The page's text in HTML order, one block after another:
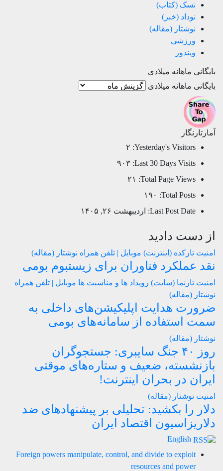
نسک (کتاب)
نوداد (خبر)
نوشتار (مقاله)
ورزشی
ویندوز
بایگانی ماهانه میلادی
بایگانی ماهانه میلادی
آمارتارنگار
Yesterday's Visitors: ۲
Last 30 Days Visits: ۹۰۳
Total Page Views:
۲۱
Total Posts:
۱۹۰
Last Post Date:
اردیبهشت ۲۶, ۱۴۰۵
از دست دادید
امنیت تارکده (اینترنت) موبایل | تلفن همراه نوشتار (مقاله)
نقد عملکرد فناوران برای زیستبوم بومی
امنیت تارنما (سایت) رویداد ها و مناسبت ها موبایل | تلفن همراه
نوشتار (مقاله)
ضرورت هدایت اپلیکیشن‌های داخلی به
سمت استفاده از سامانه‌های بومی
نوشتار (مقاله)
روز ۴۰ جنگ سایبری: جستجوگران
بازنشسته، ضعیف و ستاره‌های موقتی
ایران در بحران اینترنت!
امنیت نوشتار (مقاله)
دلار را بکشید: تحلیلی بر پیشنهادهای ضد
دلاریزاسیون اقتصاد ایران
English
Foreign powers manipulate, control, and divide to exploit
resources and power